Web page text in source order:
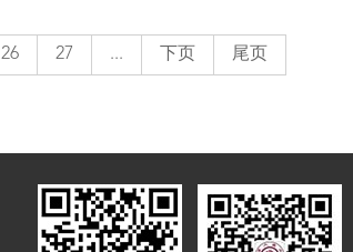
26 27 ... 下页 尾页